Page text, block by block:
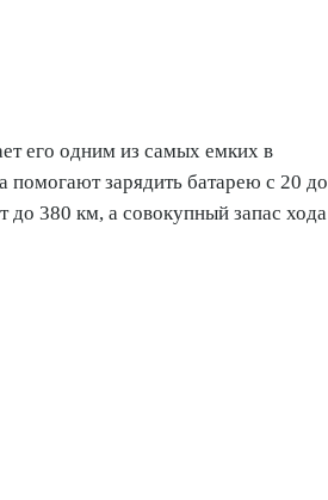
его одним из самых емких в
помогают зарядить батарею с 20 до
до 380 км, а совокупный запас хода